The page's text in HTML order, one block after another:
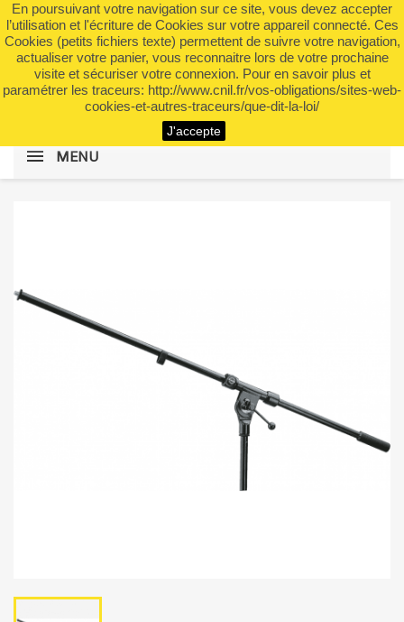
En poursuivant votre navigation sur ce site, vous devez accepter
l’utilisation et l'écriture de Cookies sur votre appareil connecté. Ces
Cookies (petits fichiers texte) permettent de suivre votre navigation,
actualiser votre panier, vous reconnaitre lors de votre prochaine
visite et sécuriser votre connexion. Pour en savoir plus et
paramétrer les traceurs: http://www.cnil.fr/vos-obligations/sites-web-
cookies-et-autres-traceurs/que-dit-la-loi/
J'accepte
 shopping_cart (0)

search
MENU